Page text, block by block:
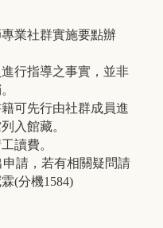
業社群實施要點辦
行指導之事實，並非
可先行由社群成員進
入館藏。
讀費。
請，若有相關疑問請
(分機1584)